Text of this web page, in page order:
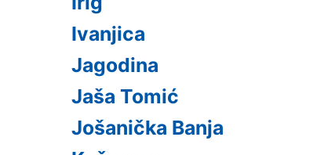
Ivanjica
Jagodina
Jaša Tomić
Jošanička Banja